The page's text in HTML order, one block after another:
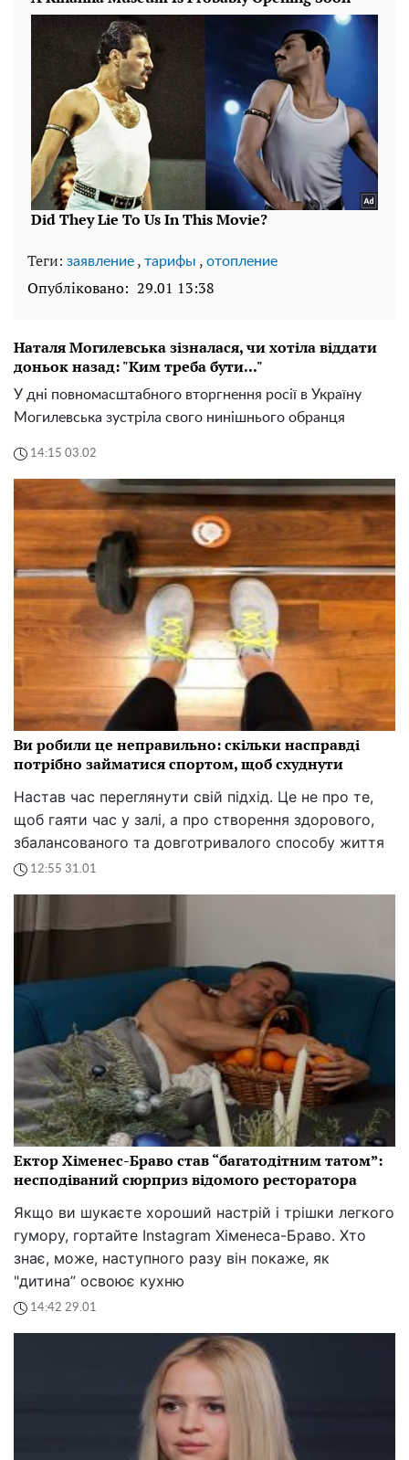
Теги: заявление , тарифы , отопление
Опубліковано: 29.01 13:38
Наталя Могилевська зізналася, чи хотіла віддати
доньок назад: "Ким треба бути..."
У дні повномасштабного вторгнення росії в Україну
Могилевська зустріла свого нинішнього обранця
14:15 03.02
Ви робили це неправильно: скільки насправді
потрібно займатися спортом, щоб схуднути
Настав час переглянути свій підхід. Це не про те,
щоб гаяти час у залі, а про створення здорового,
збалансованого та довготривалого способу життя
12:55 31.01
Ектор Хіменес-Браво став “багатодітним татом”:
несподіваний сюрприз відомого ресторатора
Якщо ви шукаєте хороший настрій і трішки легкого
гумору, гортайте Instagram Хіменеса-Браво. Хто
знає, може, наступного разу він покаже, як
"дитина” освоює кухню
14:42 29.01